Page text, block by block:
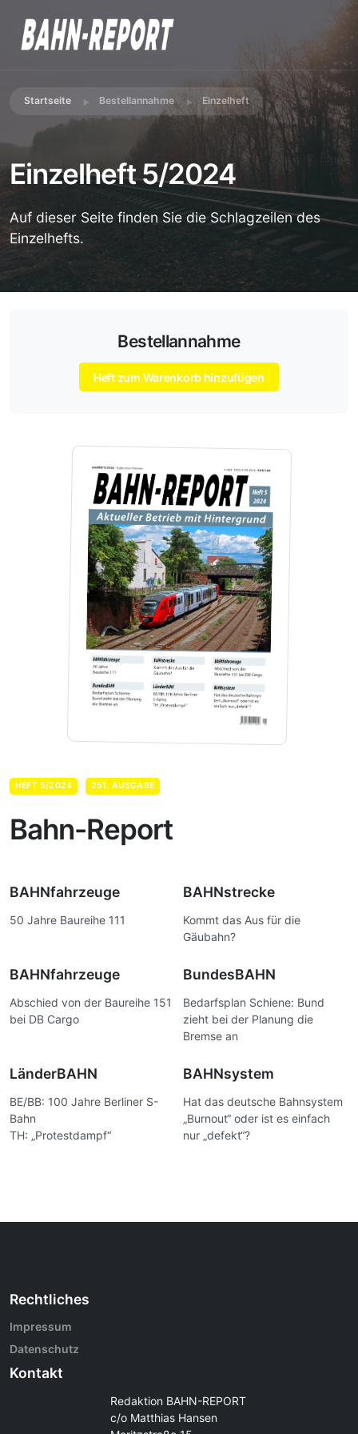
Startseite Bestellannahme Einzelheft
Einzelheft 5/2024
Auf dieser Seite finden Sie die Schlagzeilen des
Einzelhefts.
Bestellannahme
Heft zum Warenkorb hinzufügen
HEFT 5/2024 251. AUSGABE
Bahn-Report
BAHNfahrzeuge
50 Jahre Baureihe 111
BAHNstrecke
Kommt das Aus für die
Gäubahn?
BAHNfahrzeuge
Abschied von der Baureihe 151
bei DB Cargo
BundesBAHN
Bedarfsplan Schiene: Bund
zieht bei der Planung die
Bremse an
LänderBAHN
BE/BB: 100 Jahre Berliner S-
Bahn
TH: „Protestdampf“
BAHNsystem
Hat das deutsche Bahnsystem
„Burnout“ oder ist es einfach
nur „defekt“?
Rechtliches
Impressum
Datenschutz
Kontakt
Redaktion BAHN-REPORT
c/o Matthias Hansen